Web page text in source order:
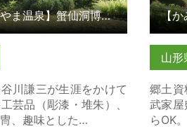
川謙三が生涯をかけて
芸品（彫漆・堆朱）、
、趣味とした…
【かみのやま温泉】蟹仙洞博物館
山形
郷土
武家
らOK